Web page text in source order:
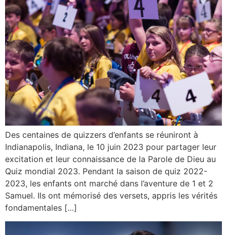
Des centaines de quizzers d’enfants se réuniront à
Indianapolis, Indiana, le 10 juin 2023 pour partager leur
excitation et leur connaissance de la Parole de Dieu au
Quiz mondial 2023. Pendant la saison de quiz 2022-
2023, les enfants ont marché dans l’aventure de 1 et 2
Samuel. Ils ont mémorisé des versets, appris les vérités
fondamentales […]